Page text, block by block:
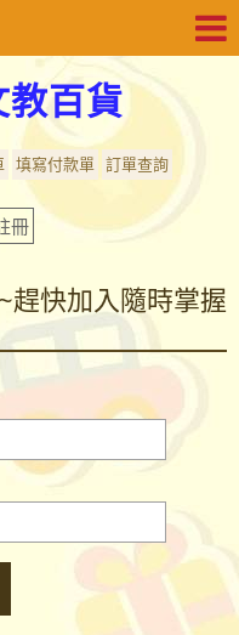
教百貨
填寫付款單 訂單查詢
冊
趕快加入隨時掌握
最新商品資訊...
快加入隨時掌握
最新商品資訊...